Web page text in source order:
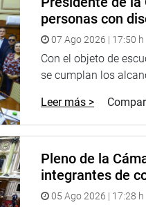
personas con
07 Ago 2026 | 17:50 h
Con el objeto de
se cumplan los
Leer más >
Pleno de la
integrantes de
05 Ago 2026 | 17:28 h